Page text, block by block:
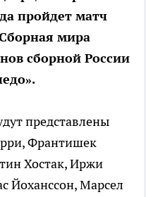
пройдет матч
мира
сборной России
представлены
Франтишек
Хостак, Иржи
Йоханссон, Марсел